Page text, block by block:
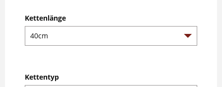
Kettenlänge
Kettentyp